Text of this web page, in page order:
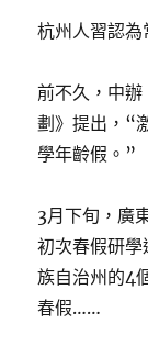
杭州人習認
前不久，中
劃》提出，“
學年齡假。”
3月下旬，廣
初次春假研
族自治州的4
春假……